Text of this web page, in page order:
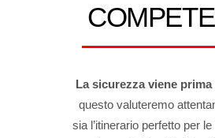
La sicurezza viene
questo valuteremo
sia l’itinerario perfetto per